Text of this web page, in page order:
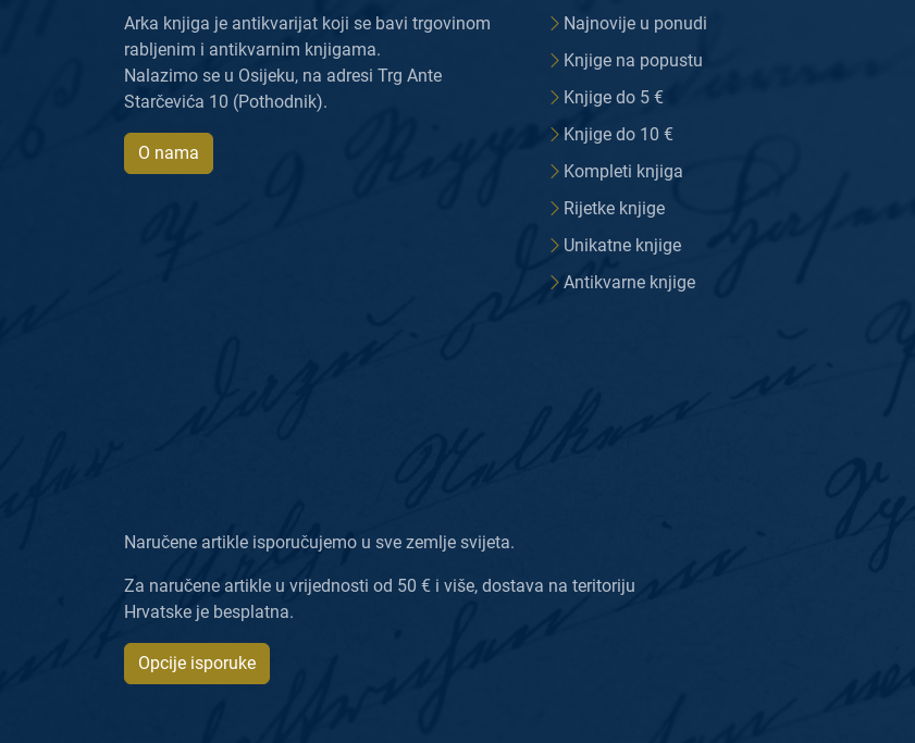
Arka knjiga je antikvarijat koji se bavi trgovinom
rabljenim i antikvarnim knjigama.
Nalazimo se u Osijeku, na adresi Trg Ante
Starčevića 10 (Pothodnik).
O nama
Najnovije u ponudi
Knjige na popustu
Knjige do 5 €
Knjige do 10 €
Kompleti knjiga
Rijetke knjige
Unikatne knjige
Antikvarne knjige
Naručene artikle isporučujemo u sve zemlje svijeta.
Za naručene artikle u vrijednosti od 50 € i više, dostava na teritoriju
Hrvatske je besplatna.
Opcije isporuke